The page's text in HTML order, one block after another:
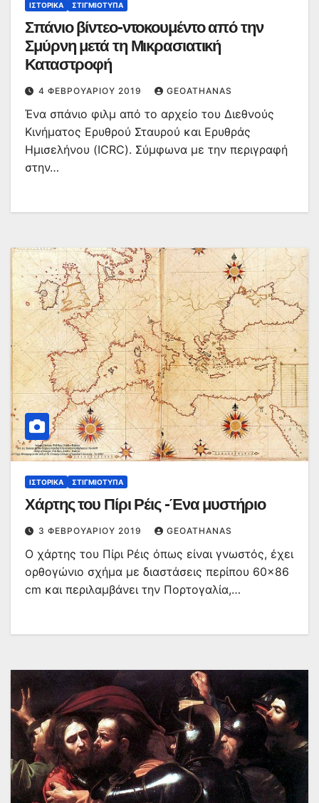
ΙΣΤΟΡΙΚΆ ΣΤΙΓΜΙΌΤΥΠΑ
Σπάνιο βίντεο-ντοκουμέντο από την
Σμύρνη μετά τη Μικρασιατική
Καταστροφή
4 ΦΕΒΡΟΥΑΡΊΟΥ 2019 GEOATHANAS
Ένα σπάνιο φιλμ από το αρχείο του Διεθνούς
Κινήματος Ερυθρού Σταυρού και Ερυθράς
Ημισελήνου (ICRC). Σύμφωνα με την περιγραφή
στην…
ΙΣΤΟΡΙΚΆ ΣΤΙΓΜΙΌΤΥΠΑ
Χάρτης του Πίρι Ρέις -Ένα μυστήριο
3 ΦΕΒΡΟΥΑΡΊΟΥ 2019 GEOATHANAS
Ο χάρτης του Πίρι Ρέις όπως είναι γνωστός, έχει
ορθογώνιο σχήμα με διαστάσεις περίπου 60×86
cm και περιλαμβάνει την Πορτογαλία,…